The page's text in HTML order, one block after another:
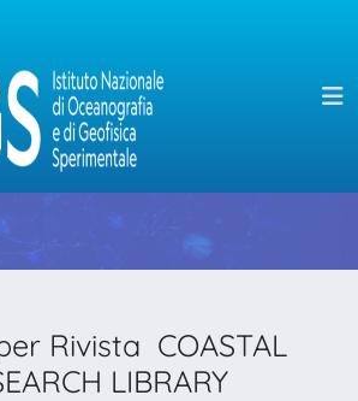
Rivista COASTAL
LIBRARY